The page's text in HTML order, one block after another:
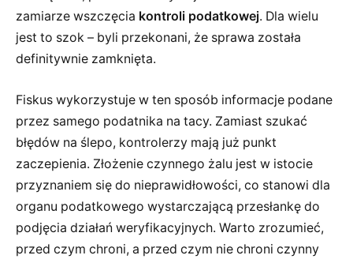
zamiarze wszczęcia kontroli podatkowej. Dla wielu
jest to szok – byli przekonani, że sprawa została
definitywnie zamknięta.
Fiskus wykorzystuje w ten sposób informacje podane
przez samego podatnika na tacy. Zamiast szukać
błędów na ślepo, kontrolerzy mają już punkt
zaczepienia. Złożenie czynnego żalu jest w istocie
przyznaniem się do nieprawidłowości, co stanowi dla
organu podatkowego wystarczającą przesłankę do
podjęcia działań weryfikacyjnych. Warto zrozumieć,
przed czym chroni, a przed czym nie chroni czynny